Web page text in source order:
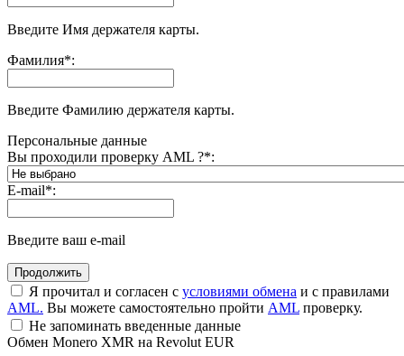
Введите Имя держателя карты.
Фамилия*:
Введите Фамилию держателя карты.
Персональные данные
Вы проходили проверку AML ?*:
E-mail*:
Введите ваш e-mail
Я прочитал и согласен с условиями обмена и с правилами
AML. Вы можете самостоятельно пройти AML проверку.
Не запоминать введенные данные
Обмен Monero XMR на Revolut EUR